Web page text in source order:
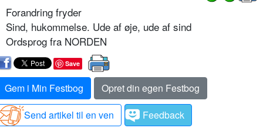
Forandring fryder
Sind, hukommelse. Ude af øje, ude af sind
Ordsprog fra NORDEN
Save
Gem i Min Festbog
Opret din egen Festbog
Send artikel til en ven
Feedback